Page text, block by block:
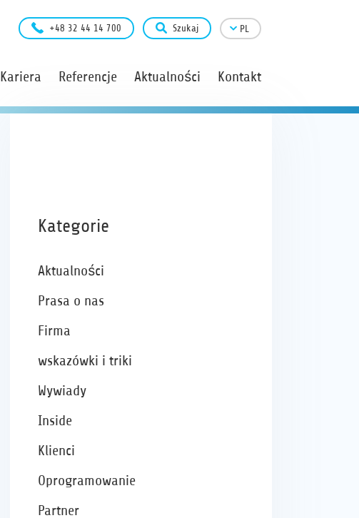
Kariera Referencje Aktualności Kontakt
+48 32 44 14 700 Szukaj PL
Kategorie
Aktualności
Prasa o nas
Firma
wskazówki i triki
Wywiady
Inside
Klienci
Oprogramowanie
Partner